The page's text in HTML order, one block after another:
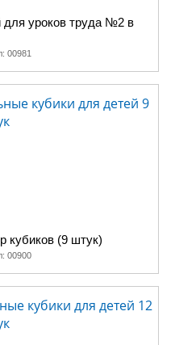
для уроков труда №2 в
00981
кубиков (9 штук)
00900